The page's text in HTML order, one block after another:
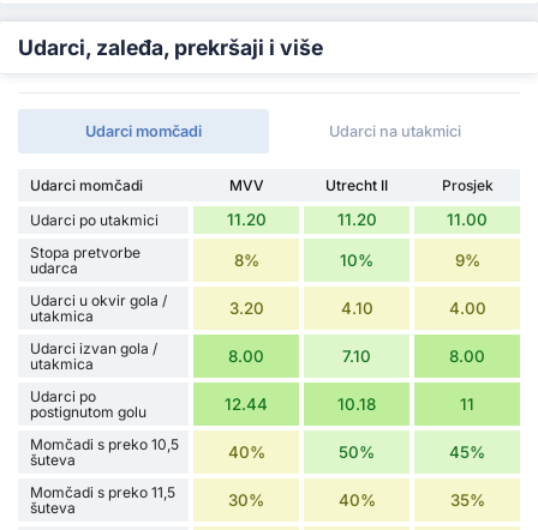
Udarci, zaleđa, prekršaji i više
Udarci momčadi Udarci na utakmici
Udarci momčadi MVV Utrecht II
Prosjek
Udarci po utakmici
11.20 11.20 11.00
Stopa pretvorbe
udarca
8% 10% 9%
Udarci u okvir gola /
utakmica
3.20 4.10 4.00
Udarci izvan gola /
utakmica
8.00 7.10 8.00
Udarci po
postignutom golu
12.44 10.18 11
Momčadi s preko 10,5
šuteva
40% 50% 45%
Momčadi s preko 11,5
šuteva
30% 40% 35%